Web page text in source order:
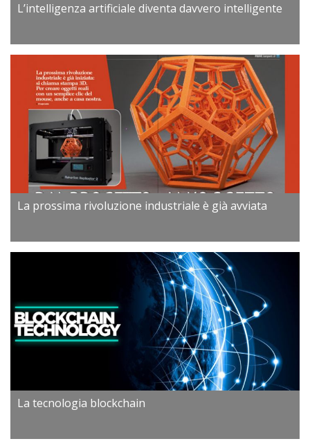
L’intelligenza artificiale diventa davvero intelligente
La prossima rivoluzione industriale è già avviata
La tecnologia blockchain